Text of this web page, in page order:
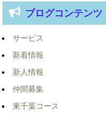
ブログコンテンツ
サービス
新着情報
新人情報
仲間募集
東千葉コース